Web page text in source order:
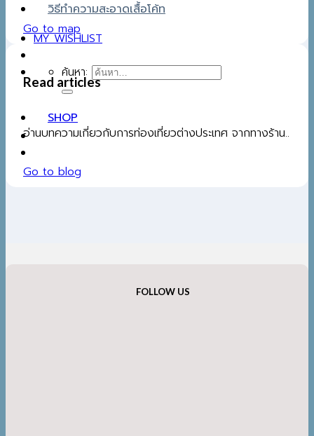
วิธีทำความสะอาดเสื้อโค้ท
MY WISHLIST
ค้นหา:
SHOP
Go to map
Read articles
อ่านบทความเกี่ยวกับการท่องเที่ยวต่างประเทศ จากทางร้าน..
Go to blog
FOLLOW US